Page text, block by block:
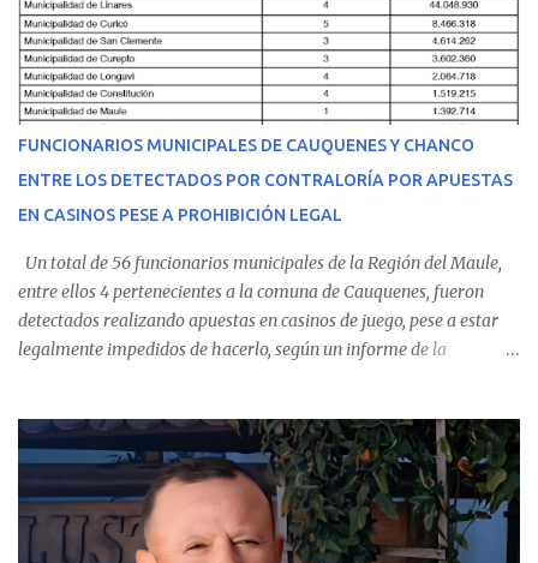
Regional de Talca y dado la urgencia la ambulancia partió hacia
Talca con escolta de Carabineros. En medio del traslado, el
estudiante de medicina de 25 años, se agravó y pese a los esfuerzos
del personal de emergencia terminó falleciendo, sin alcanzar a
recibir atención especializada en el centro de destino. Apenas se
conoció la gravedad de su condición, sus padres —residentes en
Villarrica— se trasladaron a Cauquenes con la esperanza de una
evolución favorable. No obstante, alrededo...
FUNCIONARIOS MUNICIPALES DE CAUQUENES Y CHANCO
ENTRE LOS DETECTADOS POR CONTRALORÍA POR APUESTAS
EN CASINOS PESE A PROHIBICIÓN LEGAL
Un total de 56 funcionarios municipales de la Región del Maule,
entre ellos 4 pertenecientes a la comuna de Cauquenes, fueron
detectados realizando apuestas en casinos de juego, pese a estar
legalmente impedidos de hacerlo, según un informe de la
estableció que estos funcionarios —quienes administran o
custodian fondos públicos— efectuaron transacciones por un
monto total de $116.075.918 entre enero de 2024 y junio de 2025.
En el detalle regional, se indica que en la comuna de Cauquenes se
identificó a cuatro funcionarios involucrados en este tipo de